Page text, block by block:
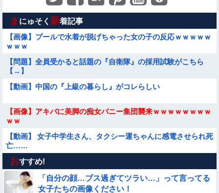
ま にゅそく 新着記事
【画像】プールで水着が脱げちゃった女の子の反応ｗｗｗｗｗ
ｗｗｗ
【問題】全員受かると話題の『自衛隊』の採用試験がこちら
【→】
【動画】中国の『上級の暮らし』がコレらしい
【画像】アキバに美脚の痴女バニー集団襲来ｗｗｗｗｗｗｗｗ
ｗｗ
【動画】 女子中学生さん、タクシー運ちゃんに感電させられ死
亡……
【画像】日本のえちえち女性犯罪者ｗｗｗｗｗｗｗ
【挑戦】12歳少女「燃えてみた！」【画像】
おすすめ!
「自分の顔…ブス過ぎてツラい…」って言ってる
女子たちの画像ください！